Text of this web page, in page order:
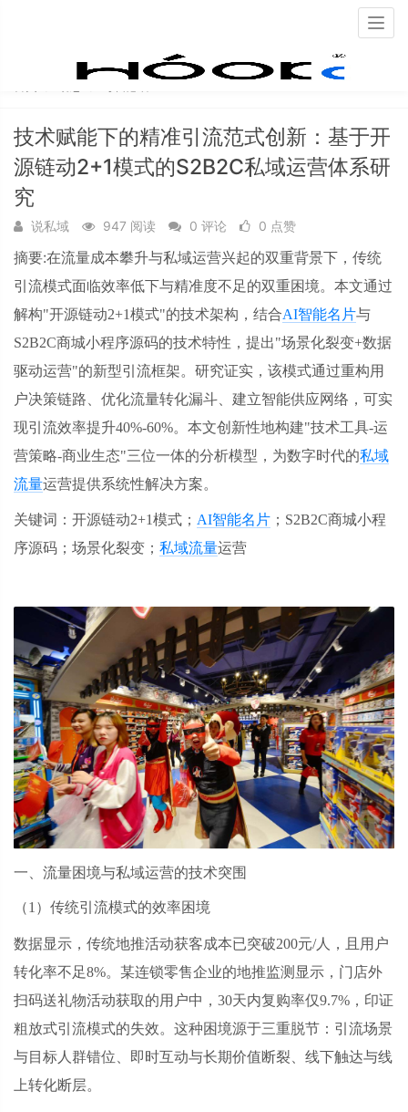
技术赋能下的精准引流范式创新：基于开
源链动2+1模式的S2B2C私域运营体系研
究
说私域 947 阅读 0 评论 0 点赞
摘要:在流量成本攀升与私域运营兴起的双重背景下，传统
引流模式面临效率低下与精准度不足的双重困境。本文通过
解构"开源链动2+1模式"的技术架构，结合AI智能名片与
S2B2C商城小程序源码的技术特性，提出"场景化裂变+数据
驱动运营"的新型引流框架。研究证实，该模式通过重构用
户决策链路、优化流量转化漏斗、建立智能供应网络，可实
现引流效率提升40%-60%。本文创新性地构建"技术工具-运
营策略-商业生态"三位一体的分析模型，为数字时代的私域
流量运营提供系统性解决方案。
关键词：开源链动2+1模式； AI智能名片 ；S2B2C商城小程
序源码；场景化裂变； 私域流量运营
一、流量困境与私域运营的技术突围
（1）传统引流模式的效率困境
数据显示，传统地推活动获客成本已突破200元/人，且用户
转化率不足8%。某连锁零售企业的地推监测显示，门店外
扫码送礼物活动获取的用户中，30天内复购率仅9.7%，印证
粗放式引流模式的失效。这种困境源于三重脱节：引流场景
与目标人群错位、即时互动与长期价值断裂、线下触达与线
上转化断层。